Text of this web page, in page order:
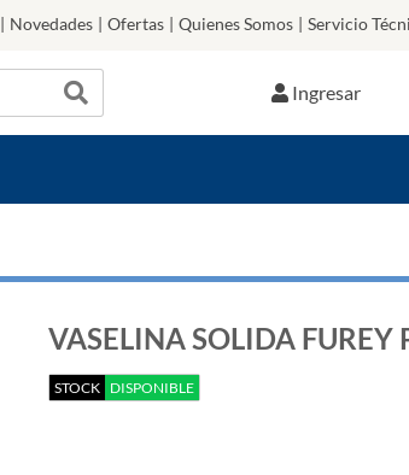
| Novedades | Ofertas | Quienes Somos | Servicio
Ingresar
VASELINA SOLIDA FUREY
STOCK DISPONIBLE